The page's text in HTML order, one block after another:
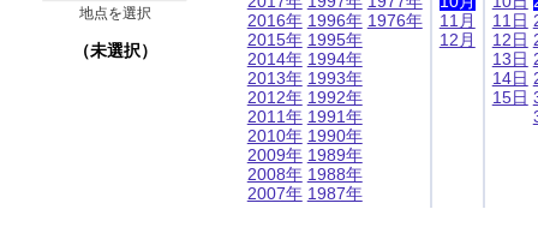
地点を選択
（未選択）
2016年
2015年
2014年
2013年
2012年
2011年
2010年
2009年
2008年
2007年
1996年
1995年
1994年
1993年
1992年
1991年
1990年
1989年
1988年
1987年
1976年
11月
12月
11日
12日
13日
14日
15日